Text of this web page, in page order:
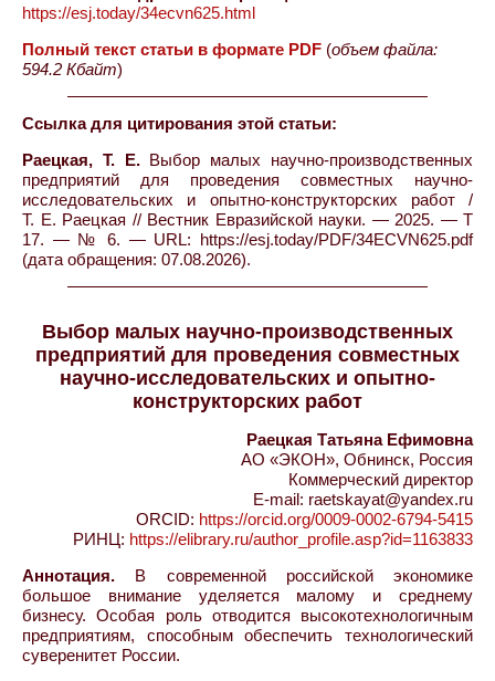
https://esj.today/34ecvn625.html
Полный текст статьи в формате PDF (объем файла:
594.2 Кбайт)
Ссылка для цитирования этой статьи:
Раецкая, Т. Е.Выбор малых научно-производственных
предприятий для проведения совместных научно-
исследовательских и опытно-конструкторских работ /
Т. Е. Раецкая // Вестник Евразийской науки. — 2025. — Т
17. — № 6. — URL: https://esj.today/PDF/34ECVN625.pdf
(дата обращения: 07.08.2026).
Выбор малых научно-производственных
предприятий для проведения совместных
научно-исследовательских и опытно-
конструкторских работ
Раецкая Татьяна Ефимовна
АО «ЭКОН», Обнинск, Россия
Коммерческий директор
E-mail: raetskayat@yandex.ru
ORCID: https://orcid.org/0009-0002-6794-5415
РИНЦ: https://elibrary.ru/author_profile.asp?id=1163833
Аннотация. В современной российской экономике
большое внимание уделяется малому и среднему
бизнесу. Особая роль отводится высокотехнологичным
предприятиям, способным обеспечить технологический
суверенитет России.